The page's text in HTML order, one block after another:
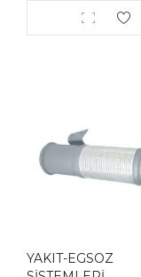
YAKIT-EGSOZ